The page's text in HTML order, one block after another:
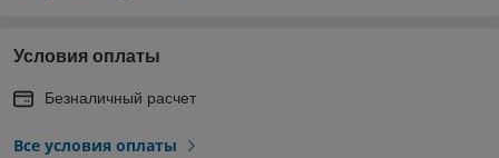
Условия оплаты
Безналичный расчет
Все условия оплаты